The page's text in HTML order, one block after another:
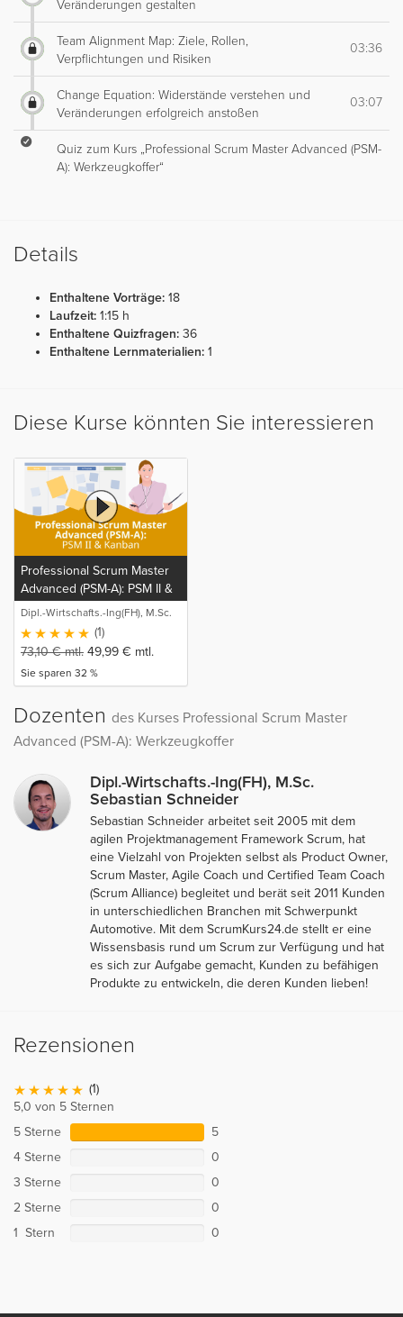
Veränderungen gestalten
Team Alignment Map: Ziele, Rollen,
Verpflichtungen und Risiken
03:36
Change Equation: Widerstände verstehen und
Veränderungen erfolgreich anstoßen
03:07
Quiz zum Kurs „Professional Scrum Master Advanced (PSM-
A): Werkzeugkoffer“
Details
Enthaltene Vorträge: 18
Laufzeit: 1:15 h
Enthaltene Quizfragen: 36
Enthaltene Lernmaterialien: 1
Diese Kurse könnten Sie interessieren
Professional Scrum Master
Advanced (PSM-A): PSM II &
Kanban
Dipl.-Wirtschafts.-Ing(FH), M.Sc.
Sebastian Schneider
(1)
73,10€mtl. 49,99 € mtl.
Sie sparen 32 %
Dozenten des Kurses Professional Scrum Master
Advanced (PSM-A): Werkzeugkoffer
Dipl.-Wirtschafts.-Ing(FH), M.Sc.
Sebastian Schneider
Sebastian Schneider arbeitet seit 2005 mit dem
agilen Projektmanagement Framework Scrum, hat
eine Vielzahl von Projekten selbst als Product Owner,
Scrum Master, Agile Coach und Certified Team Coach
(Scrum Alliance) begleitet und berät seit 2011 Kunden
in unterschiedlichen Branchen mit Schwerpunkt
Automotive. Mit dem ScrumKurs24.de stellt er eine
Wissensbasis rund um Scrum zur Verfügung und hat
es sich zur Aufgabe gemacht, Kunden zu befähigen
Produkte zu entwickeln, die deren Kunden lieben!
Rezensionen
(1)
5,0 von 5 Sternen
5 Sterne
5
4 Sterne
0
3 Sterne
0
2 Sterne
0
1 Stern
0